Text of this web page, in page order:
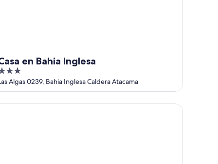
en Bahia Inglesa
Algas 0239, Bahia Inglesa Caldera Atacama
Ecológicas